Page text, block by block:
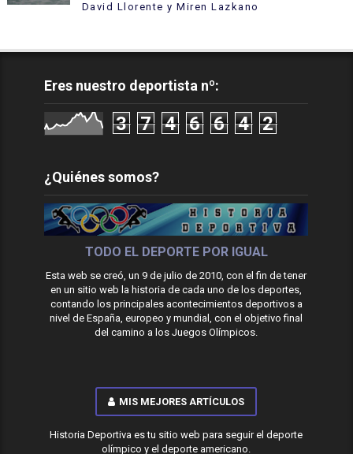
David Llorente y Miren Lazkano
Eres nuestro deportista nº:
3 7 4 6 6 4 2
¿Quiénes somos?
TODO EL DEPORTE POR IGUAL
Esta web se creó, un 9 de julio de 2010, con el fin de tener
en un sitio web la historia de cada uno de los deportes,
contando los principales acontecimientos deportivos a
nivel de España, europeo y mundial, con el objetivo final
del camino a los Juegos Olímpicos.
MIS MEJORES ARTÍCULOS
Historia Deportiva es tu sitio web para seguir el deporte
olímpico y el deporte americano.